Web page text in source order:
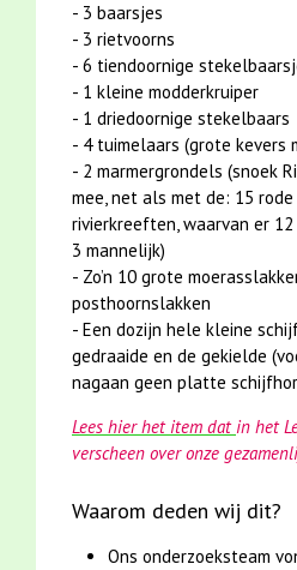
- 3 baarsjes
- 3 rietvoorns
- 6 tiendoornige
- 1 kleine modderkruiper
- 1 driedoornige stekelbaars
- 4 tuimelaars (grote kevers
- 2 marmergrondels (snoek
mee, net als met de: 15 rode
rivierkreeften, waarvan er
3 mannelijk)
- Zo’n 10 grote
posthoornslakken
- Een dozijn hele kleine
gedraaide en de gekielde
nagaan geen platte
Lees hier het item dat in het
verscheen over onze
Waarom deden wij dit?
Ons onderzoeksteam